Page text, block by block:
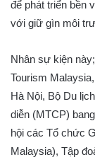
để phát triển bền
với giữ gìn môi
Nhân sự kiện
Tourism
Hà Nội, Bộ Du
diễn (MTCP)
hội các Tổ chức
Malaysia), Tập